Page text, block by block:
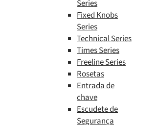
Series
Fixed Knobs
Series
Technical Series
Times Series
Freeline Series
Rosetas
Entrada de
chave
Escudete de
Segurança